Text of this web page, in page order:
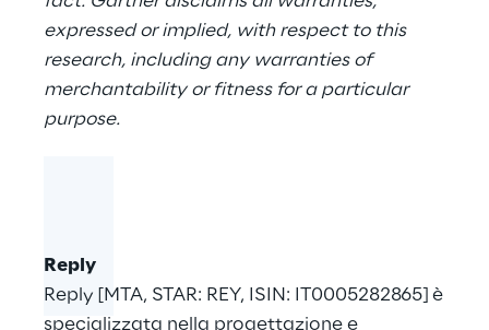
expressed or implied, with respect to this
research, including any warranties of
merchantability or fitness for a particular
purpose.
Reply
Reply [MTA, STAR: REY, ISIN: IT0005282865] è
specializzata nella progettazione e